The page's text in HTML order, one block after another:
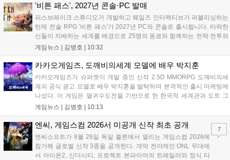
운영하며 혜택을 제공한다. 특히 8월 6일 오후 8시에는 공식 SOOP 채널
에서 '2026 시즌3 서든라이브' 생방송을 통해 업데이트를 소개하고 시청
자에게 다양한 보상을 지급할 예정이다....
'비튼 패스', 2027년 콘솔·PC 발매
피스브레이크 스튜디오가 개발하고 웨일즈 인터랙티브가 퍼블리싱하는
턴제 전술 RPG '비튼 패스'가 2027년 PC와 콘솔로 출시됩니다. 타락한
신들이 지배하는 세계를 배경으로 25명의 동료와 함께하는 전략 전투와
듀얼 잡 시스템이 특징입니다. 킥스타터 펀딩을 성공적으로 마친 이 게
은 미정입니다....
게임뉴스 | 김병호 10:32
카카오게임즈, 도깨비의세계 모델에 배우 박지훈
카카오게임즈가 슈퍼캣이 개발 중인 신작 2.5D MMORPG 도깨비의세
계의 공식 광고 모델로 배우 박지훈을 발탁하며 본격적인 출시 마케팅에
나섰다. 이 게임은 멸귀수도전을 기반으로 한 한국적 세계관과 도트 그
래픽이 특징이다. 오는 8월 사전등록을 시작으로 9월에는 쇼케이스를 통
즈는 박지훈의 이미지를 활용해 게임의 독창적인 재미를 알릴 계획이
다....
게임뉴스 | 김병호 10:13
엔씨, 게임스컴 2026서 미공개 신작 최초 공개
엔씨소프트가 8월 26일 독일 쾰른에서 열리는 게임스컴 2026에
참가해 글로벌 신작 3종을 공개한다. 개막 전야제인 ONL 무대에
서 아이온2, 신더시티, 프로젝트 본파이어의 트레일러와 정식 타
7